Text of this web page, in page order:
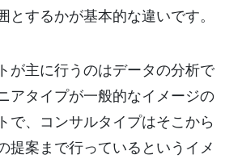
とするかが基本的な違いです。
が主に行うのはデータの分析で
アタイプが一般的なイメージの
で、コンサルタイプはそこから
提案まで行っているというイメ